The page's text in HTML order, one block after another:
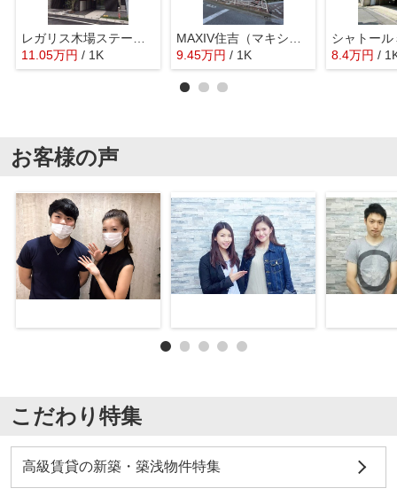
11.05万円 / 1K
9.45万円 / 1K
シャトール
8.4万円 /
お客様の声
こだわり特集
高級賃貸の新築・築浅物件特集